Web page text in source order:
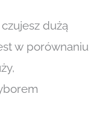
dużą
w porównaniu